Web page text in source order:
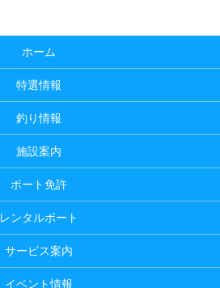
ホーム
特選情報
釣り情報
施設案内
ボート免許
レンタルボート
サービス案内
イベント情報